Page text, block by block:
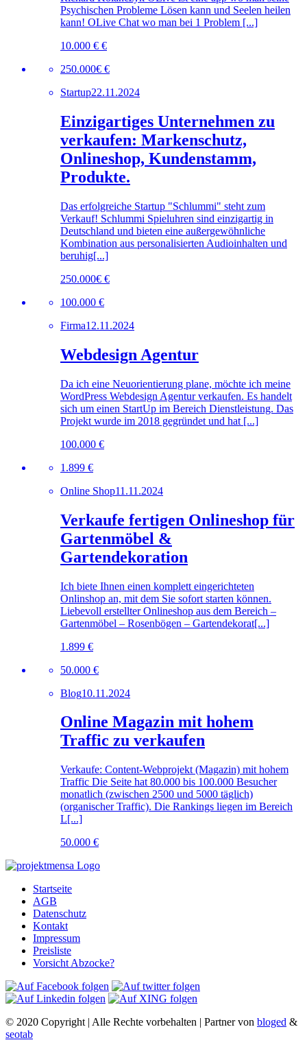
Psychischen Probleme Lösen kann und Seelen heilen
kann! OLive Chat wo man bei 1 Problem [...]
10.000 € €
250.000€ €
Startup22.11.2024
Einzigartiges Unternehmen zu
verkaufen: Markenschutz,
Onlineshop, Kundenstamm,
Produkte.
Das erfolgreiche Startup "Schlummi" steht zum
Verkauf! Schlummi Spieluhren sind einzigartig in
Deutschland und bieten eine außergewöhnliche
Kombination aus personalisierten Audioinhalten und
beruhig[...]
250.000€ €
100.000 €
Firma12.11.2024
Webdesign Agentur
Da ich eine Neuorientierung plane, möchte ich meine
WordPress Webdesign Agentur verkaufen. Es handelt
sich um einen StartUp im Bereich Dienstleistung. Das
Projekt wurde im 2018 gegründet und hat [...]
100.000 €
1.899 €
Online Shop11.11.2024
Verkaufe fertigen Onlineshop für
Gartenmöbel &
Gartendekoration
Ich biete Ihnen einen komplett eingerichteten
Onlinshop an, mit dem Sie sofort starten können.
Liebevoll erstellter Onlineshop aus dem Bereich –
Gartenmöbel – Rosenbögen – Gartendekorat[...]
1.899 €
50.000 €
Blog10.11.2024
Online Magazin mit hohem
Traffic zu verkaufen
Verkaufe: Content-Webprojekt (Magazin) mit hohem
Traffic Die Seite hat 80.000 bis 100.000 Besucher
monatlich (zwischen 2500 und 5000 täglich)
(organischer Traffic). Die Rankings liegen im Bereich
L[...]
50.000 €
Startseite
AGB
Datenschutz
Kontakt
Impressum
Preisliste
Vorsicht Abzocke?
© 2020 Copyright | Alle Rechte vorbehalten | Partner von bloged &
seotab